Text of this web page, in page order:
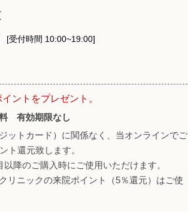
[受付時間 10:00~19:00]
ントをプレゼント。
有効期限なし
ットカード）に関係なく、当オンラインでご
ト還元致します。
降のご購入時にご使用いただけます。
リニックの来院ポイント（5％還元）はご使